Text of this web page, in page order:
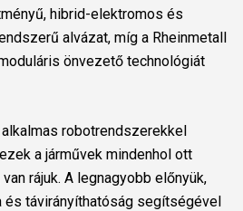
hibrid-elektromos és
alvázat, míg a Rheinmetall
önvezető technológiát
robotrendszerekkel
a járművek mindenhol ott
rájuk. A legnagyobb előnyük,
és távirányíthatóság segítségével